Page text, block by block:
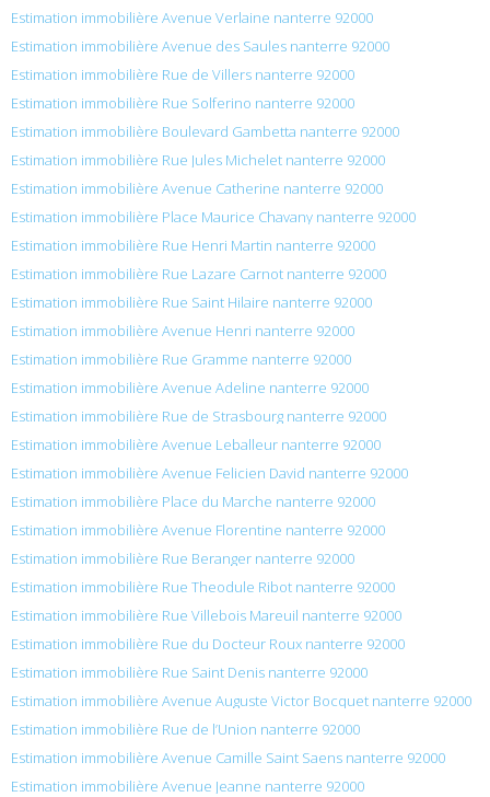
Estimation immobilière Avenue Verlaine nanterre 92000
Estimation immobilière Avenue des Saules nanterre 92000
Estimation immobilière Rue de Villers nanterre 92000
Estimation immobilière Rue Solferino nanterre 92000
Estimation immobilière Boulevard Gambetta nanterre 92000
Estimation immobilière Rue Jules Michelet nanterre 92000
Estimation immobilière Avenue Catherine nanterre 92000
Estimation immobilière Place Maurice Chavany nanterre 92000
Estimation immobilière Rue Henri Martin nanterre 92000
Estimation immobilière Rue Lazare Carnot nanterre 92000
Estimation immobilière Rue Saint Hilaire nanterre 92000
Estimation immobilière Avenue Henri nanterre 92000
Estimation immobilière Rue Gramme nanterre 92000
Estimation immobilière Avenue Adeline nanterre 92000
Estimation immobilière Rue de Strasbourg nanterre 92000
Estimation immobilière Avenue Leballeur nanterre 92000
Estimation immobilière Avenue Felicien David nanterre 92000
Estimation immobilière Place du Marche nanterre 92000
Estimation immobilière Avenue Florentine nanterre 92000
Estimation immobilière Rue Beranger nanterre 92000
Estimation immobilière Rue Theodule Ribot nanterre 92000
Estimation immobilière Rue Villebois Mareuil nanterre 92000
Estimation immobilière Rue du Docteur Roux nanterre 92000
Estimation immobilière Rue Saint Denis nanterre 92000
Estimation immobilière Avenue Auguste Victor Bocquet nanterre 92000
Estimation immobilière Rue de l’Union nanterre 92000
Estimation immobilière Avenue Camille Saint Saens nanterre 92000
Estimation immobilière Avenue Jeanne nanterre 92000